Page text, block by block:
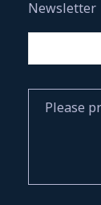
Newsletter
Please